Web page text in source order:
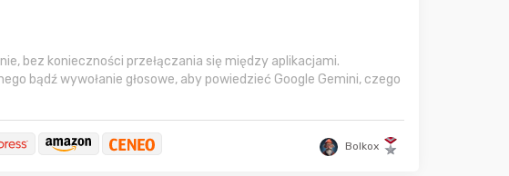
bez konieczności przełączania się między aplikacjami.
bądź wywołanie głosowe, aby powiedzieć Google Gemini, czego
Bolkox